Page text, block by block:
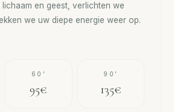
en geest, verlichten we
we uw diepe energie weer op.
60'
95€
90'
135€